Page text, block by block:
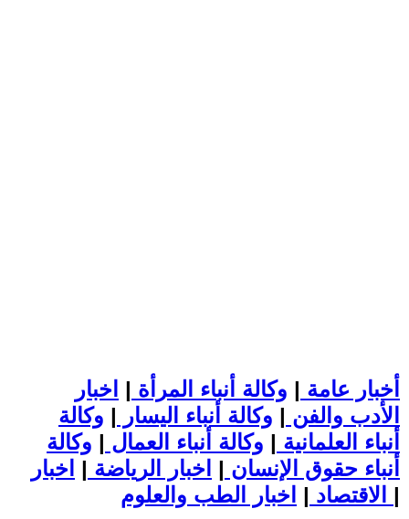
أخبار عامة | وكالة أنباء المرأة | اخبار
الأدب والفن | وكالة أنباء اليسار | وكالة
أنباء العلمانية | وكالة أنباء العمال | وكالة
أنباء حقوق الإنسان | اخبار الرياضة | اخبار
الاقتصاد | |